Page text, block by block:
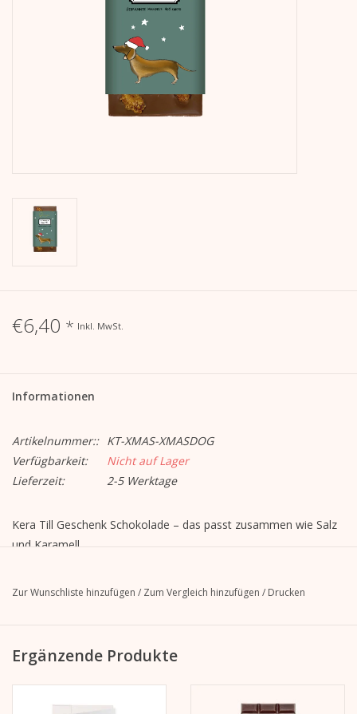
Bücher
Kera Till X THERESIENTHAL
€6,40 * Inkl. MwSt.
Informationen
Artikelnummer:: KT-XMAS-XMASDOG
Verfügbarkeit:
Nicht auf Lager
Lieferzeit:
2-5 Werktage
Kera Till Geschenk Schokolade – das passt zusammen wie Salz
und Karamell,
Schokoladen-Edition „Le chocolat de Kera Till“ aus dem Hause
Karamell und einem Hauch Zimt – eine himmlische Kombination
für besondere Genussmomente.
Zur Wunschliste hinzufügen / Zum Vergleich hinzufügen / Drucken
Ergänzende Produkte